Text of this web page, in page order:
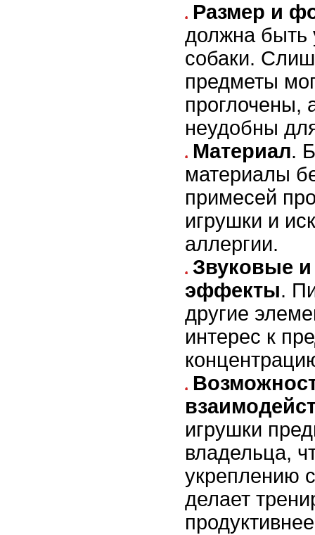
Размер и
должна быть
собаки.
предметы
проглочены,
неудобны
Материал.
материалы
примесей
игрушки и
аллергии.
Звуковые
эффекты.
другие
интерес к
игрушки
владельца,
укреплению
делает